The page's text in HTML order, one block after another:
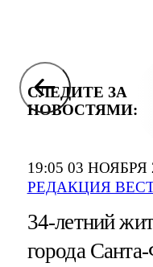
19:05 03 НОЯБРЯ
РЕДАКЦИЯ
СЛЕДИТЕ ЗА
НОВОСТЯМИ:
34-летний
города